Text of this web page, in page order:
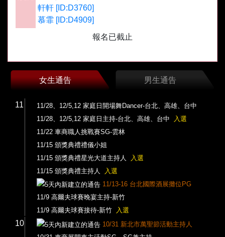
女生通告 男生通告
11
11/28、12/5,12 家庭日開場舞Dancer-台北、高雄、台中
11/28、12/5,12 家庭日主持-台北、高雄、台中
入選
11/22 車商職人挑戰賽SG-雲林
11/15 頒獎典禮禮儀小姐
11/15 頒獎典禮星光大道主持人
入選
11/15 頒獎典禮主持人
入選
11/13-16 台北國際酒展攤位PG
11/9 高爾夫球賽晚宴主持-新竹
11/9 高爾夫球賽接待-新竹
入選
10
10/31 新北市萬聖節活動主持人
軒軒 [ID:D3760]
慕霏 [ID:D4909]
報名已截止